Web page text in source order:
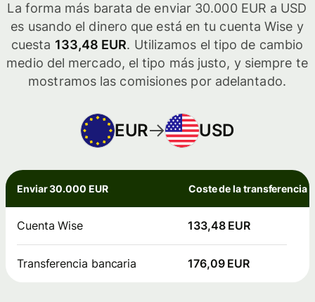
La forma más barata de enviar 30.000 EUR a USD
es usando el dinero que está en tu cuenta Wise y
cuesta 133,48 EUR. Utilizamos el tipo de cambio
medio del mercado, el tipo más justo, y siempre te
mostramos las comisiones por adelantado.
EUR USD
Enviar 30.000 EUR Coste de la transferencia
Cuenta Wise 133,48 EUR
Transferencia bancaria 176,09 EUR